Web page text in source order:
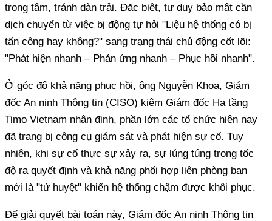
trọng tâm, tránh dàn trải. Đặc biệt, tư duy bảo mật cần
dịch chuyển từ việc bị động tự hỏi "Liệu hệ thống có bị
tấn công hay không?" sang trạng thái chủ động cốt lõi:
"Phát hiện nhanh – Phản ứng nhanh – Phục hồi nhanh".
Ở góc độ khả năng phục hồi, ông Nguyễn Khoa, Giám
đốc An ninh Thông tin (CISO) kiêm Giám đốc Hạ tầng
Timo Vietnam nhận định, phần lớn các tổ chức hiện nay
đã trang bị công cụ giám sát và phát hiện sự cố. Tuy
nhiên, khi sự cố thực sự xảy ra, sự lúng túng trong tốc
độ ra quyết định và khả năng phối hợp liên phòng ban
mới là "tử huyệt" khiến hệ thống chậm được khôi phục.
Để giải quyết bài toán này, Giám đốc An ninh Thông tin